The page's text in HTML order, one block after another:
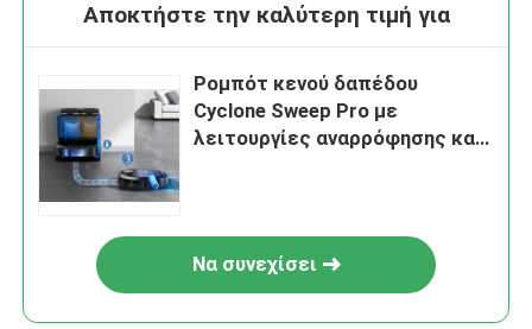
Αποκτήστε την καλύτερη τιμή για
Ρομπότ κενού δαπέδου
Cyclone Sweep Pro με
λειτουργίες αναρρόφησης και
Να συνεχίσει